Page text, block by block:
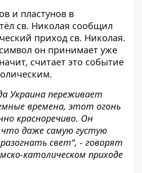
и пластунов в
св. Николая сообщил
приход св. Николая.
он принимает уже
считает это событие
Украина переживает
времена, этот огонь
красноречиво. Он
даже самую густую
свет", - говорят
католическом приходе